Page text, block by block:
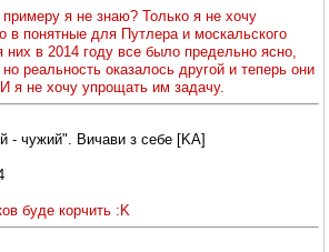
я не знаю? Только я не хочу
в понятные для Путлера и москальского
в 2014 году все было предельно ясно,
реальность оказалось другой и теперь они
я не хочу упрощать им задачу.
- чужий". Вичави з себе [KA]
буде корчить :K